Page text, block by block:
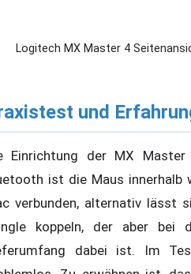
Logitech MX Master 4
und
Einrichtung der MX
ist die Maus innerhalb
verbunden, alternativ lässt
koppeln, der aber bei
dabei ist. Im